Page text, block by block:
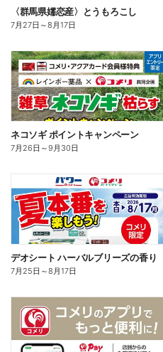
〈群馬県嬬恋産〉とうもろこし
7月27日 ～8月17日
ネコソギ ポイントキャンペーン
7月26日 ～9月30日
デオシート ハーバルブリーズの香り
7月25日 ～8月17日